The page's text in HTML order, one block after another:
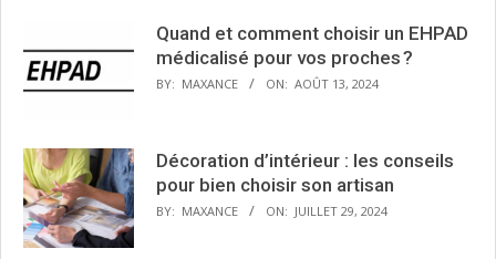
Quand et comment choisir un EHPAD
médicalisé pour vos proches ?
BY: MAXANCE ON: AOÛT 13, 2024
Décoration d’intérieur : les conseils
pour bien choisir son artisan
BY: MAXANCE ON: JUILLET 29, 2024